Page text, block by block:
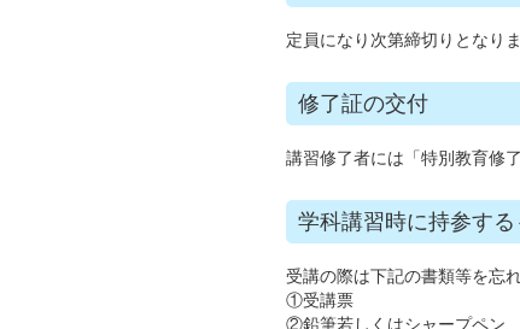
定員になり次第締切りとなりま
修了証の交付
講習修了者には「特別教育修
学科講習時に持参する
受講の際は下記の書類等を忘
①受講票
②鉛筆若しくはシャープペン